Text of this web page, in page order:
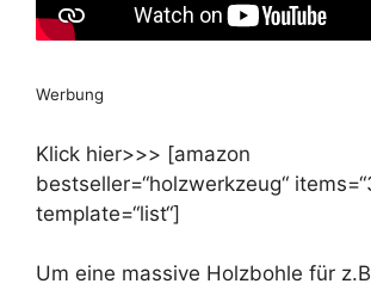
Werbung
Klick hier>>> [amazon
bestseller=“holzwerkzeug“
template=“list“]
Um eine massive Holzbohle für